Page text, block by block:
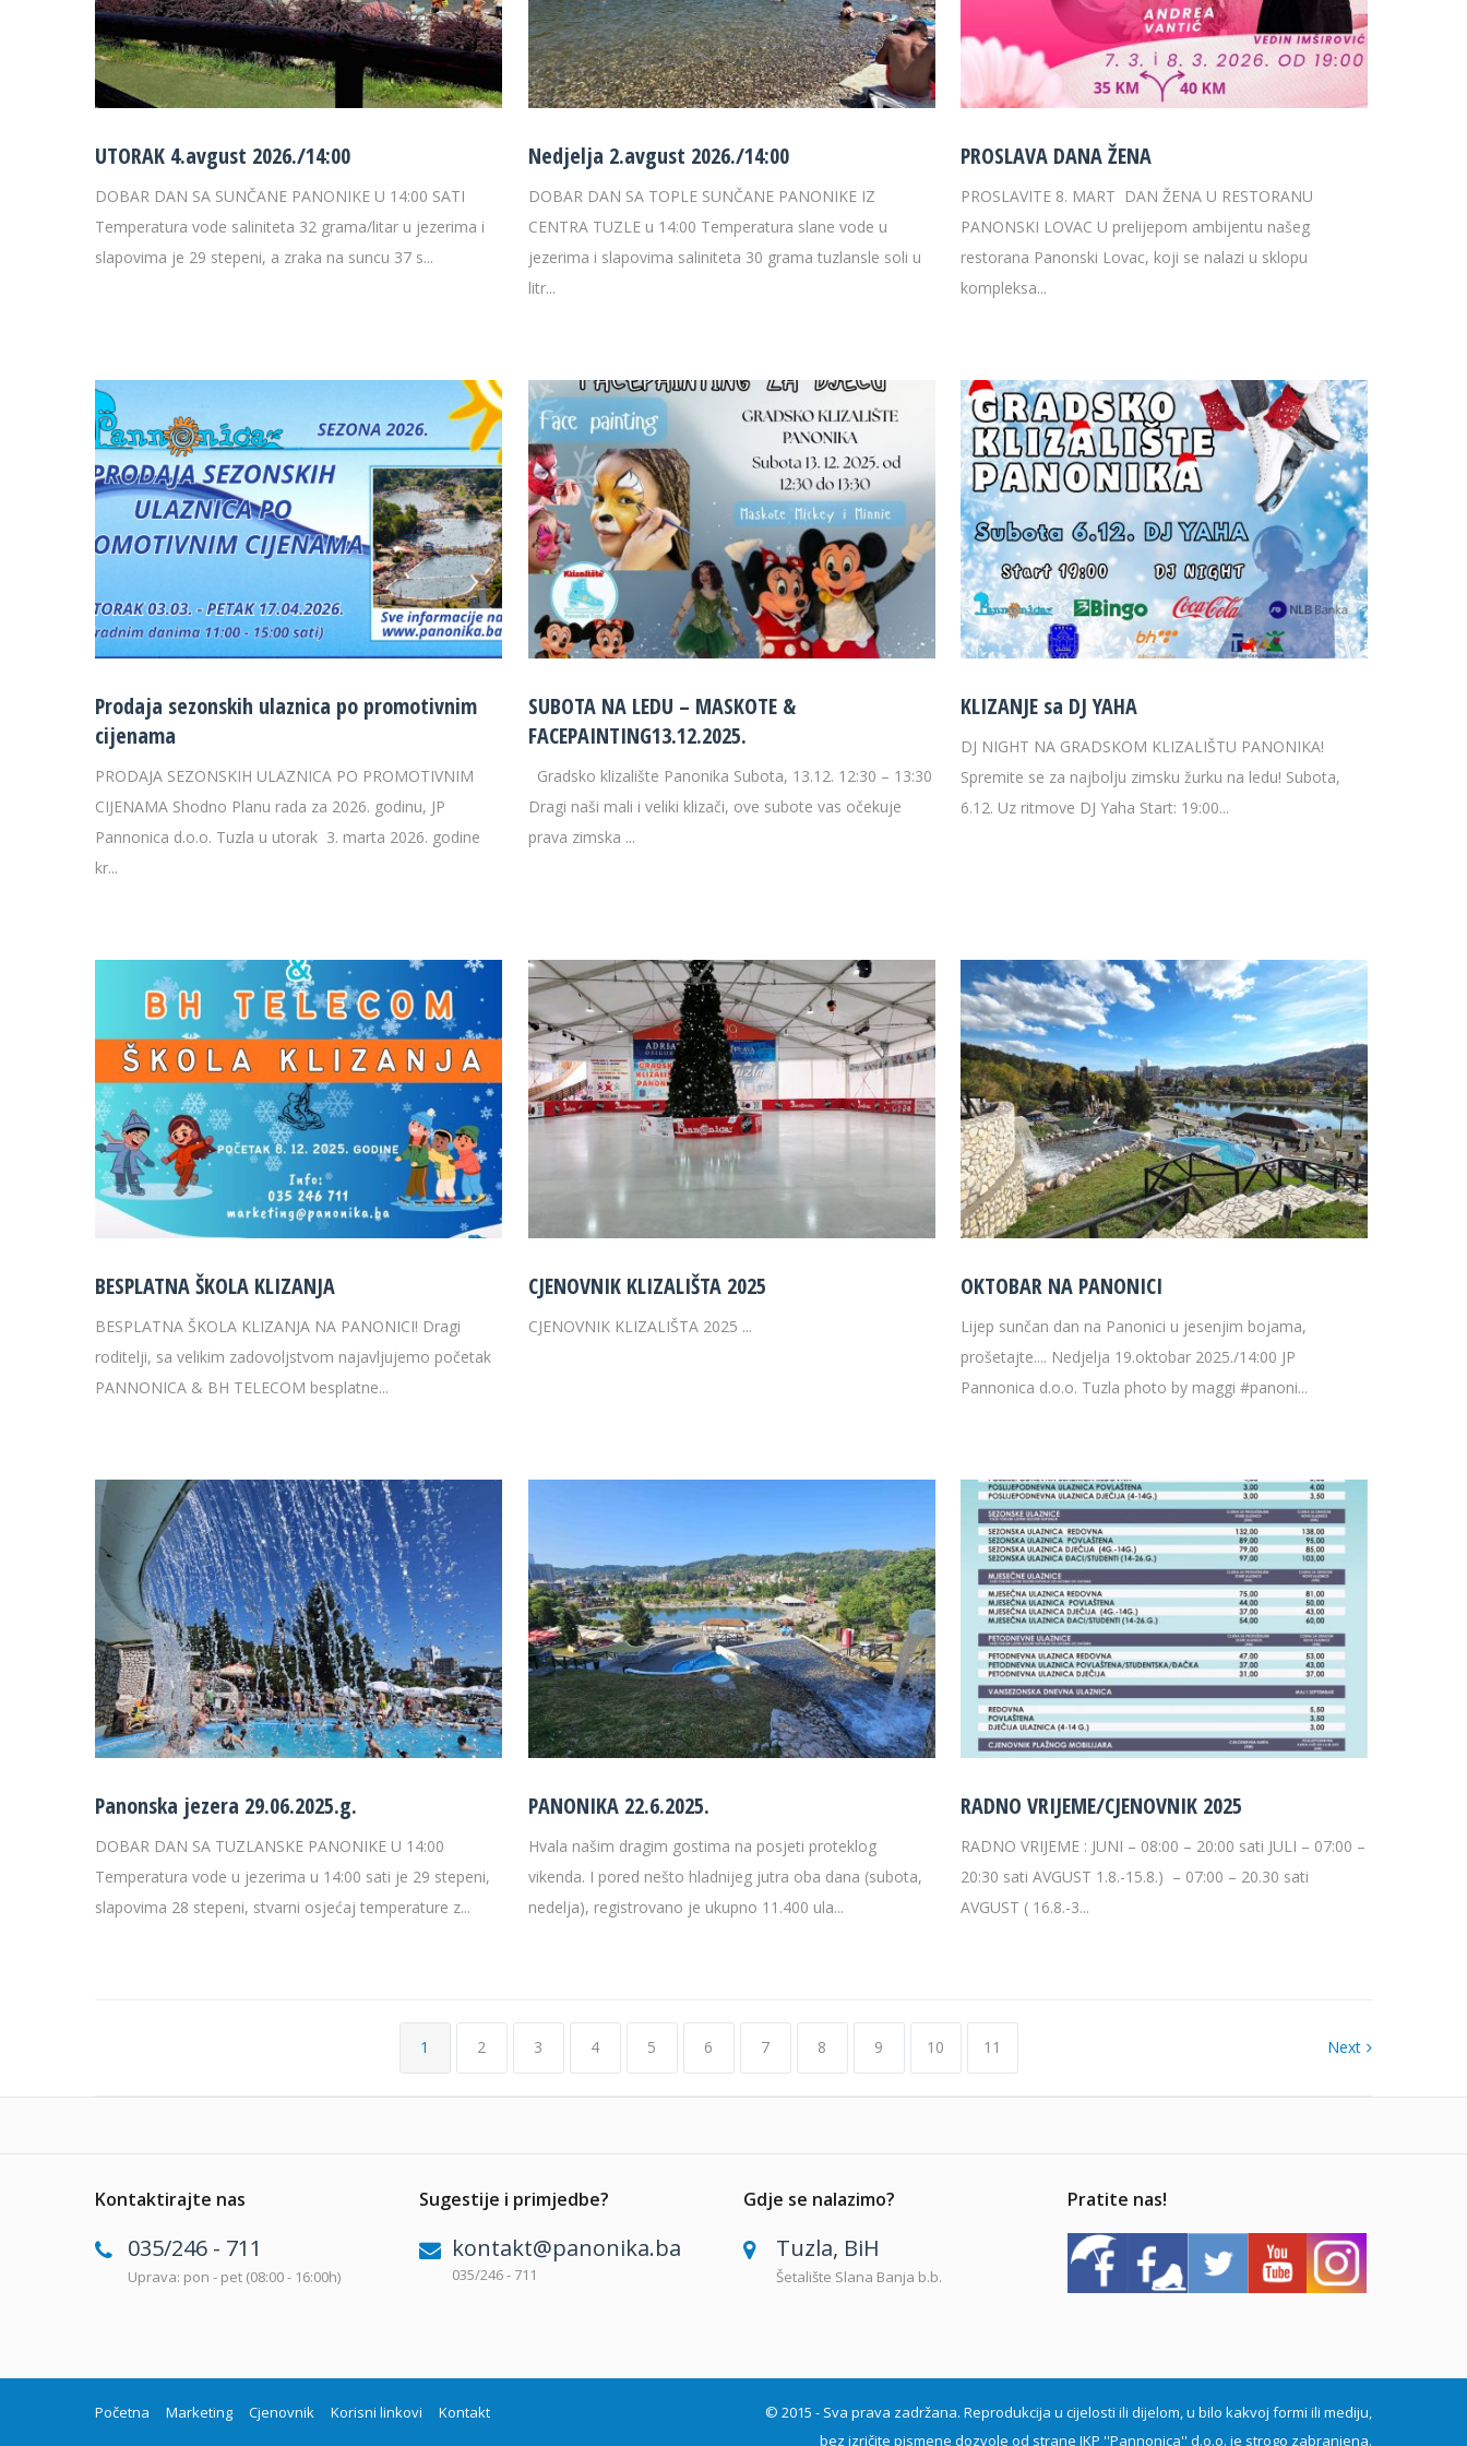
UTORAK 4.avgust 2026./14:00
DOBAR DAN SA SUNČANE PANONIKE U 14:00 SATI
Temperatura vode saliniteta 32 grama/litar u jezerima i
slapovima je 29 stepeni, a zraka na suncu 37 s...
Nedjelja 2.avgust 2026./14:00
DOBAR DAN SA TOPLE SUNČANE PANONIKE IZ
CENTRA TUZLE u 14:00 Temperatura slane vode u
jezerima i slapovima saliniteta 30 grama tuzlansle soli u
litr...
PROSLAVA DANA ŽENA
PROSLAVITE 8. MART DAN ŽENA U RESTORANU
PANONSKI LOVAC U prelijepom ambijentu našeg
restorana Panonski Lovac, koji se nalazi u sklopu
kompleksa...
Prodaja sezonskih ulaznica po promotivnim
cijenama
PRODAJA SEZONSKIH ULAZNICA PO PROMOTIVNIM
CIJENAMA Shodno Planu rada za 2026. godinu, JP
Pannonica d.o.o. Tuzla u utorak 3. marta 2026. godine
kr...
SUBOTA NA LEDU – MASKOTE &
FACEPAINTING13.12.2025.
Gradsko klizalište Panonika Subota, 13.12. 12:30 – 13:30
Dragi naši mali i veliki klizači, ove subote vas očekuje
prava zimska ...
KLIZANJE sa DJ YAHA
DJ NIGHT NA GRADSKOM KLIZALIŠTU PANONIKA!
Spremite se za najbolju zimsku žurku na ledu! Subota,
6.12. Uz ritmove DJ Yaha Start: 19:00...
BESPLATNA ŠKOLA KLIZANJA
BESPLATNA ŠKOLA KLIZANJA NA PANONICI! Dragi
roditelji, sa velikim zadovoljstvom najavljujemo početak
PANNONICA & BH TELECOM besplatne...
CJENOVNIK KLIZALIŠTA 2025
CJENOVNIK KLIZALIŠTA 2025 ...
OKTOBAR NA PANONICI
Lijep sunčan dan na Panonici u jesenjim bojama,
prošetajte.... Nedjelja 19.oktobar 2025./14:00 JP
Pannonica d.o.o. Tuzla photo by maggi #panoni...
Panonska jezera 29.06.2025.g.
DOBAR DAN SA TUZLANSKE PANONIKE U 14:00
Temperatura vode u jezerima u 14:00 sati je 29 stepeni,
slapovima 28 stepeni, stvarni osjećaj temperature z...
PANONIKA 22.6.2025.
Hvala našim dragim gostima na posjeti proteklog
vikenda. I pored nešto hladnijeg jutra oba dana (subota,
nedelja), registrovano je ukupno 11.400 ula...
RADNO VRIJEME/CJENOVNIK 2025
RADNO VRIJEME : JUNI – 08:00 – 20:00 sati JULI – 07:00 –
20:30 sati AVGUST 1.8.-15.8.) – 07:00 – 20.30 sati
AVGUST ( 16.8.-3...
1 2 3 4 5 6 7 8 9 10 11 Next
Kontaktirajte nas
035/246 - 711
Uprava: pon - pet (08:00 - 16:00h)
Sugestije i primjedbe?
kontakt@panonika.ba
035/246 - 711
Gdje se nalazimo?
Tuzla, BiH
Šetalište Slana Banja b.b.
Pratite nas!
Početna Marketing Cjenovnik Korisni linkovi Kontakt
© 2015 - Sva prava zadržana. Reprodukcija u cijelosti ili dijelom, u bilo kakvoj formi ili mediju,
bez izričite pismene dozvole od strane JKP ''Pannonica'' d.o.o. je strogo zabranjena.